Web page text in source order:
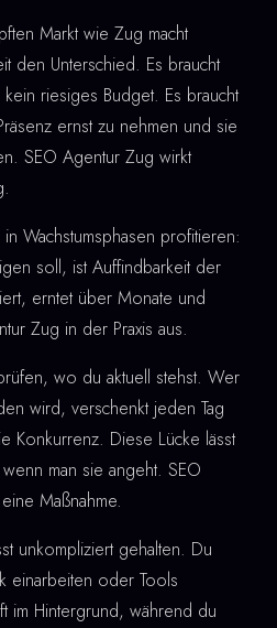
Markt wie Zug macht
den Unterschied. Es braucht
riesiges Budget. Es braucht
ernst zu nehmen und sie
SEO Agentur Zug wirkt
Wachstumsphasen profitieren:
soll, ist Auffindbarkeit der
erntet über Monate und
Zug in der Praxis aus.
wo du aktuell stehst. Wer
wird, verschenkt jeden Tag
Konkurrenz. Diese Lücke lässt
man sie angeht. SEO
Maßnahme.
unkompliziert gehalten. Du
einarbeiten oder Tools
im Hintergrund, während du